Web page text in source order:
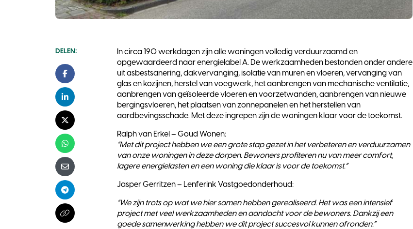
DELEN:
Facebook
LinkedIn
X - Twitter
Whatsapp
E-mail
Telegram
Kopieer naar klembord
In circa 190 werkdagen zijn alle woningen volledig verduurzaamd en
opgewaardeerd naar energielabel A. De werkzaamheden bestonden onder andere
uit asbestsanering, dakvervanging, isolatie van muren en vloeren, vervanging van
glas en kozijnen, herstel van voegwerk, het aanbrengen van mechanische ventilatie,
aanbrengen van geïsoleerde vloeren en voorzetwanden, aanbrengen van nieuwe
bergingsvloeren, het plaatsen van zonnepanelen en het herstellen van
aardbevingsschade. Met deze ingrepen zijn de woningen klaar voor de toekomst.
Ralph van Erkel – Goud Wonen:
“Met dit project hebben we een grote stap gezet in het verbeteren en verduurzamen
van onze woningen in deze dorpen. Bewoners profiteren nu van meer comfort,
lagere energielasten en een woning die klaar is voor de toekomst.”
Jasper Gerritzen – Lenferink Vastgoedonderhoud:
“We zijn trots op wat we hier samen hebben gerealiseerd. Het was een intensief
project met veel werkzaamheden en aandacht voor de bewoners. Dankzij een
goede samenwerking hebben we dit project succesvol kunnen afronden.”